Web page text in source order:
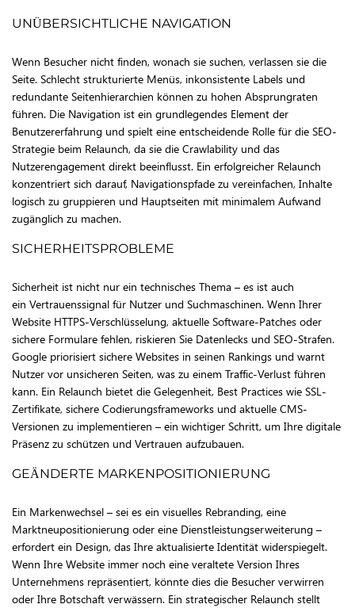
UNÜBERSICHTLICHE NAVIGATION
Wenn Besucher nicht finden, wonach sie suchen, verlassen sie die
Seite. Schlecht strukturierte Menüs, inkonsistente Labels und
redundante Seitenhierarchien können zu hohen Absprungraten
führen. Die Navigation ist ein grundlegendes Element der
Benutzererfahrung und spielt eine entscheidende Rolle für die SEO-
Strategie beim Relaunch, da sie die Crawlability und das
Nutzerengagement direkt beeinflusst. Ein erfolgreicher Relaunch
konzentriert sich darauf, Navigationspfade zu vereinfachen, Inhalte
logisch zu gruppieren und Hauptseiten mit minimalem Aufwand
zugänglich zu machen.
SICHERHEITSPROBLEME
Sicherheit ist nicht nur ein technisches Thema – es ist auch
ein Vertrauenssignal für Nutzer und Suchmaschinen. Wenn Ihrer
Website HTTPS-Verschlüsselung, aktuelle Software-Patches oder
sichere Formulare fehlen, riskieren Sie Datenlecks und SEO-Strafen.
Google priorisiert sichere Websites in seinen Rankings und warnt
Nutzer vor unsicheren Seiten, was zu einem Traffic-Verlust führen
kann. Ein Relaunch bietet die Gelegenheit, Best Practices wie SSL-
Zertifikate, sichere Codierungsframeworks und aktuelle CMS-
Versionen zu implementieren – ein wichtiger Schritt, um Ihre digitale
Präsenz zu schützen und Vertrauen aufzubauen.
GEÄNDERTE MARKENPOSITIONIERUNG
Ein Markenwechsel – sei es ein visuelles Rebranding, eine
Marktneupositionierung oder eine Dienstleistungserweiterung –
erfordert ein Design, das Ihre aktualisierte Identität widerspiegelt.
Wenn Ihre Website immer noch eine veraltete Version Ihres
Unternehmens repräsentiert, könnte dies die Besucher verwirren
oder Ihre Botschaft verwässern. Ein strategischer Relaunch stellt